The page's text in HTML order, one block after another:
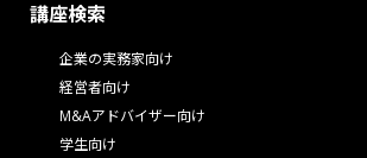
講座検索
企業の実務家向け
経営者向け
M&Aアドバイザー向け
学生向け